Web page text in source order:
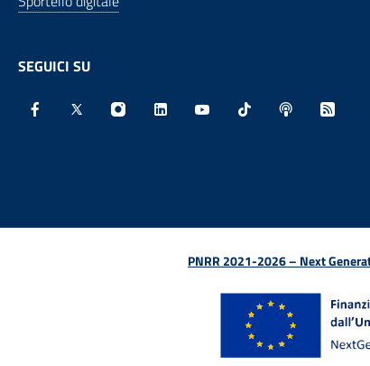
SEGUICI SU
PNRR 2021-2026 – Next